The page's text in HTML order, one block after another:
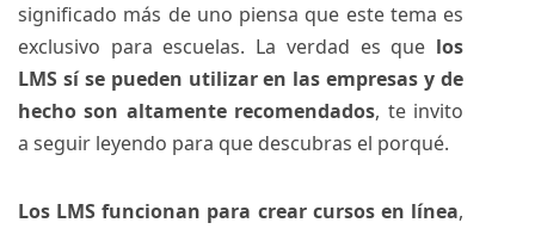
significado más de uno piensa que este tema es
exclusivo para escuelas. La verdad es que los
LMS sí se pueden utilizar en las empresas y de
hecho son altamente recomendados, te invito
a seguir leyendo para que descubras el porqué.
Los LMS funcionan para crear cursos en línea,